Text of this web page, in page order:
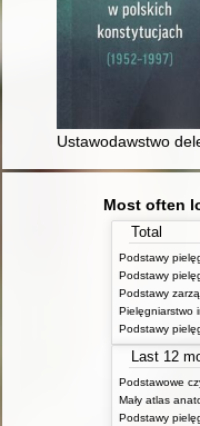
Ustawodawstwo
Most often
Total
Podstawy
Podstawy
Podstawy
Podstawy
Last 12
Mały atlas
Podstawy